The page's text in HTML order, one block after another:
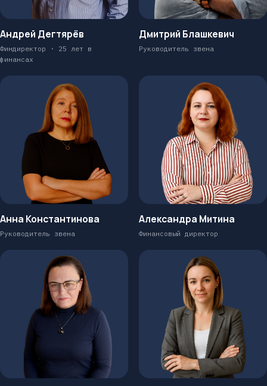
Андрей Дегтярёв
Финдиректор · 25 лет в
финансах
Дмитрий Блашкевич
Руководитель звена
Анна Константинова
Руководитель звена
Александра Митина
Финансовый директор